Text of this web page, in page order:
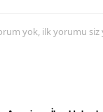
yok, ilk yorumu siz